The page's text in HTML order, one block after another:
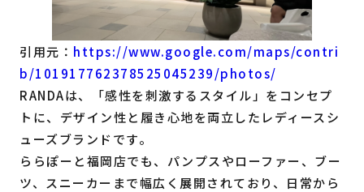
引用元： https://www.google.com/maps/contri
b/101917762378525045239/photos/
RANDAは、「感性を刺激するスタイル」をコンセプ
トに、デザイン性と履き心地を両立したレディースシ
ューズブランドです。
ららぽーと福岡店でも、パンプスやローファー、ブー
ツ、スニーカーまで幅広く展開されており、日常から